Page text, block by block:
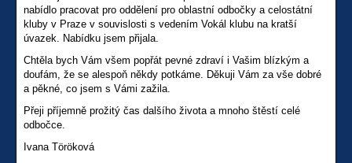
nabídlo pracovat pro oddělení pro oblastní odbočky a celostátní
kluby v Praze v souvislosti s vedením Vokál klubu na kratší
úvazek. Nabídku jsem přijala.
Chtěla bych Vám všem popřát pevné zdraví i Vašim blízkým a
doufám, že se alespoň někdy potkáme. Děkuji Vám za vše dobré
a pěkné, co jsem s Vámi zažila.
Přeji příjemně prožitý čas dalšího života a mnoho štěstí celé
odbočce.
Ivana Töröková